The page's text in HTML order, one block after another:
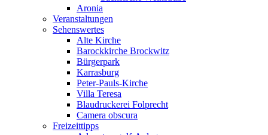
Aronia
Veranstaltungen
Sehenswertes
Alte Kirche
Barockkirche Brockwitz
Bürgerpark
Karrasburg
Peter-Pauls-Kirche
Villa Teresa
Blaudruckerei Folprecht
Camera obscura
Freizeittipps